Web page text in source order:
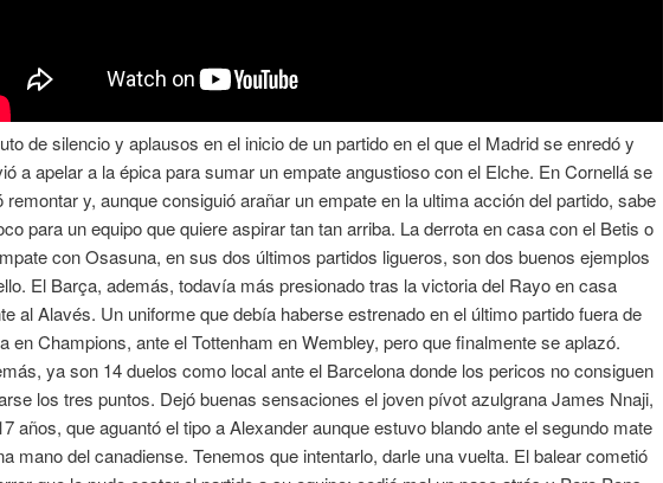
de silencio y aplausos en el inicio de un partido en el que el Madrid se enredó y
a apelar a la épica para sumar un empate angustioso con el Elche. En Cornellá se
remontar y, aunque consiguió arañar un empate en la ultima acción del partido, sabe
para un equipo que quiere aspirar tan tan arriba. La derrota en casa con el Betis o
con Osasuna, en sus dos últimos partidos ligueros, son dos buenos ejemplos
El Barça, además, todavía más presionado tras la victoria del Rayo en casa
al Alavés. Un uniforme que debía haberse estrenado en el último partido fuera de
en Champions, ante el Tottenham en Wembley, pero que finalmente se aplazó.
ya son 14 duelos como local ante el Barcelona donde los pericos no consiguen
los tres puntos. Dejó buenas sensaciones el joven pívot azulgrana James Nnaji,
años, que aguantó el tipo a Alexander aunque estuvo blando ante el segundo mate
mano del canadiense. Tenemos que intentarlo, darle una vuelta. El balear cometió